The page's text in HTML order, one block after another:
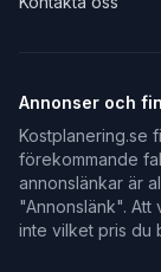
Annonser och
Kostplanering.se
förekommande
annonslänkar är
"Annonslänk".
inte vilket pris du